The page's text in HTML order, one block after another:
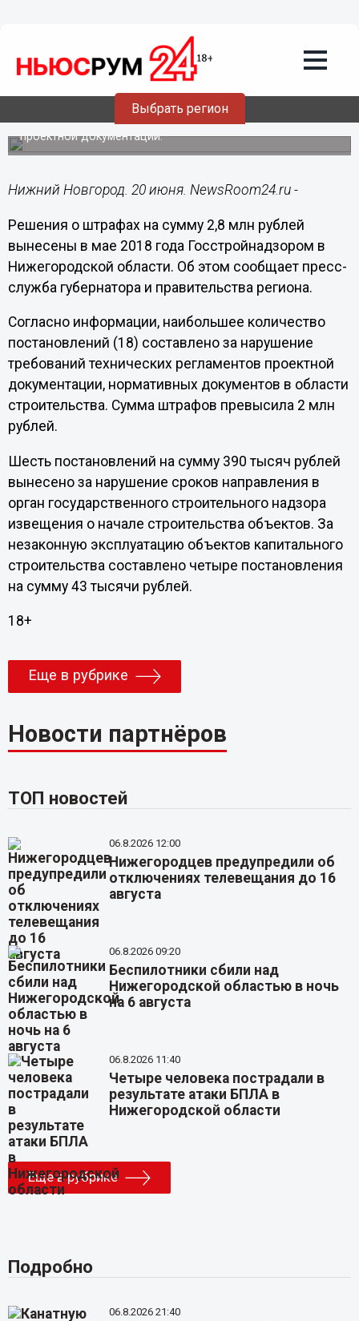
Выбрать регион
рублей вынесены за месяц
Госстройнадзором в Нижегородской
Наибольшее количество постановлений вынесено за
нарушение требований технических регламентов
проектной документации.
Нижний Новгород. 20 июня. NewsRoom24.ru -
Решения о штрафах на сумму 2,8 млн рублей
вынесены в мае 2018 года Госстройнадзором в
Нижегородской области. Об этом сообщает пресс-
служба губернатора и правительства региона.
Согласно информации, наибольшее количество
постановлений (18) составлено за нарушение
требований технических регламентов проектной
документации, нормативных документов в области
строительства. Сумма штрафов превысила 2 млн
рублей.
Шесть постановлений на сумму 390 тысяч рублей
вынесено за нарушение сроков направления в
орган государственного строительного надзора
извещения о начале строительства объектов. За
незаконную эксплуатацию объектов капитального
строительства составлено четыре постановления
на сумму 43 тысячи рублей.
18+
Еще в рубрике
Новости партнёров
ТОП новостей
06.8.2026 12:00
Нижегородцев предупредили об
отключениях телевещания до 16
августа
06.8.2026 09:20
Беспилотники сбили над
Нижегородской областью в ночь
на 6 августа
06.8.2026 11:40
Четыре человека пострадали в
результате атаки БПЛА в
Нижегородской области
Еще в рубрике
Подробно
06.8.2026 21:40